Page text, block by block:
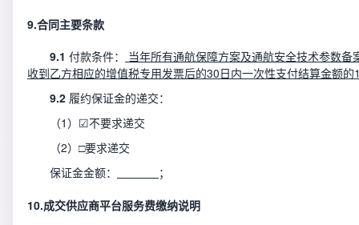
9.合同主要条款
9.1 付款条件：
当年所有通航保障方案及通航安全技术参数
收到乙方相应的增值税专用发票后的30日内一次性支付结算金额的
9.2 履约保证金的递交：
（1） ☑不要求递交
（2）□要求递交
保证金金额：
；
10.成交供应商平台服务费缴纳说明